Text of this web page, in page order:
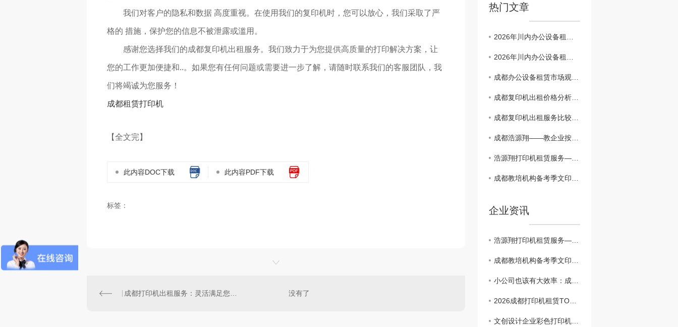
我们对客户的隐私和数据 高度重视。在使用我们的复印机时，您可以放心，我们采取了严
格的 措施，保护您的信息不被泄露或滥用。
感谢您选择我们的成都复印机出租服务。我们致力于为您提供高质量的打印解决方案，让
您的工作更加便捷和..。如果您有任何问题或需要进一步了解，请随时联系我们的客服团队，我
们将竭诚为您服务！
成都租赁打印机
【全文完】
此内容DOC下载 此内容PDF下载
标签：
成都打印机出租服务：灵活满足您的办公需求 没有了
热门文章
2026年川内办公设备租赁服务商观察：长期主义者的生存法则
2026年川内办公设备租赁服务商观察：长期主义者的生存法则
成都办公设备租赁市场观察：企业降本增效的5个关键趋势
成都复印机出租价格分析及市场趋势预测
成都复印机出租服务比较：找到适合您的商业需求
成都浩源翔——教企业按需挑选适配打印机租赁机型
浩源翔打印机租赁服务——成都电商企业案例分享
成都教培机构备考季文印告急？浩源翔租赁让试卷讲义不断档
企业资讯
浩源翔打印机租赁服务——成都电商企业案例分享
成都教培机构备考季文印告急？浩源翔租赁让试卷讲义不断档
小公司也该有大效率：成都浩源翔租赁方案推荐
2026成都打印机租赁TOP靠谱服务商推荐与选型避坑指南
文创设计企业彩色打印机租赁：成都浩源翔高还原度方案助力提案通过率提升